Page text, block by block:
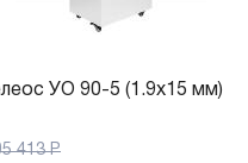
УО 90-5 (1.9х15 мм)
413 Р